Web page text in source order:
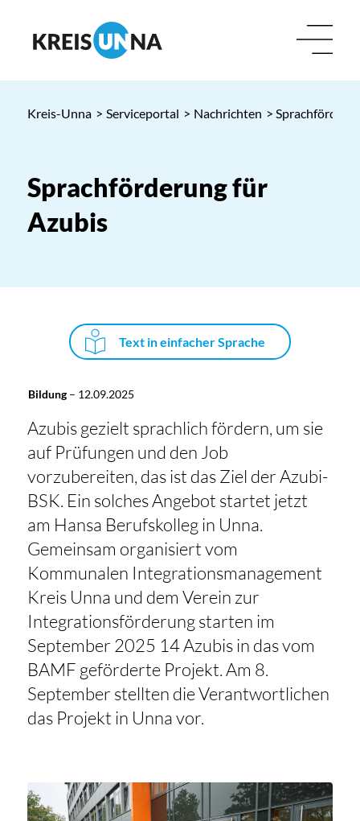
Kreis-Unna > Serviceportal > Nachrichten >
Sprachförderung für
Azubis
Text in einfacher Sprache
Bildung– 12.09.2025
Azubis gezielt sprachlich fördern, um sie
auf Prüfungen und den Job
vorzubereiten, das ist das Ziel der Azubi-
BSK. Ein solches Angebot startet jetzt
am Hansa Berufskolleg in Unna.
Gemeinsam organisiert vom
Kommunalen Integrationsmanagement
Kreis Unna und dem Verein zur
Integrationsförderung starten im
September 2025 14 Azubis in das vom
BAMF geförderte Projekt. Am 8.
September stellten die Verantwortlichen
das Projekt in Unna vor.